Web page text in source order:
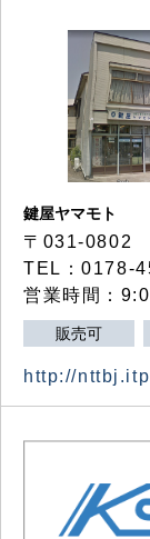
鍵屋ヤマモト
〒031-0802
TEL：0178-
営業時間：
販売可
http://